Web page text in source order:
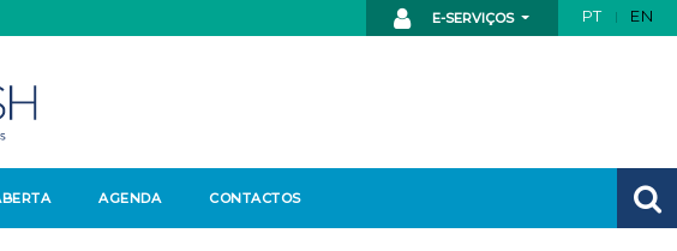
E-SERVIÇOS PT EN
AGENDA CONTACTOS